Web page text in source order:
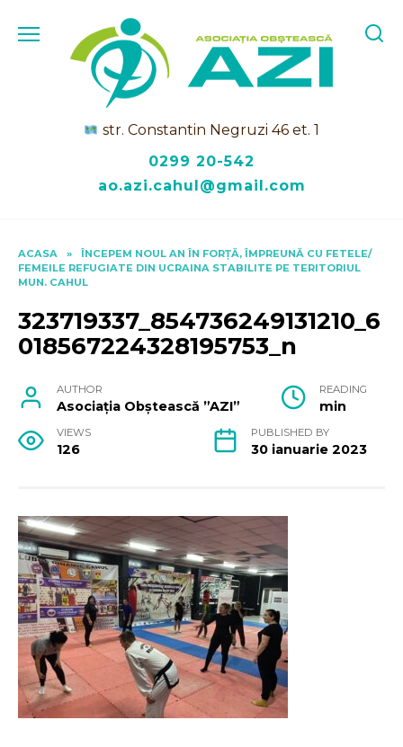
str. Constantin Negruzi 46 et. 1
0299 20-542
ao.azi.cahul@gmail.com
ACASA »
ÎNCEPEM NOUL AN ÎN FORȚĂ, ÎMPREUNĂ CU FETELE/
FEMEILE REFUGIATE DIN UCRAINA STABILITE PE TERITORIUL
MUN. CAHUL
323719337_854736249131210_6
018567224328195753_n
AUTHOR
Asociația Obștească ”AZI”
READING
min
VIEWS
126
PUBLISHED BY
30 ianuarie 2023